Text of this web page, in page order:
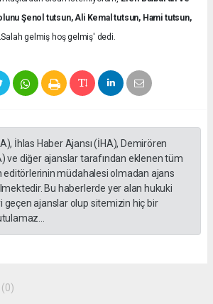
Şenol tutsun, Ali Kemal tutsun, Hami tutsun,
gelmiş hoş gelmiş' dedi.
İhlas Haber Ajansı (İHA), Demirören
ve diğer ajanslar tarafından eklenen tüm
editörlerinin müdahalesi olmadan ajans
Bu haberlerde yer alan hukuki
ajanslar olup sitemizin hiç bir
(0)